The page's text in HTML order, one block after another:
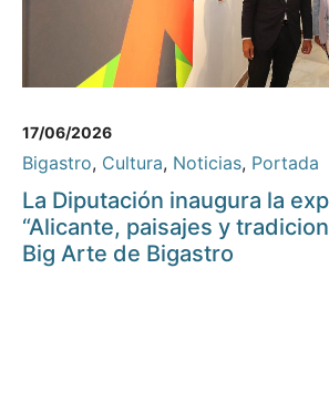
17/06/2026
Bigastro, Cultura, Noticias, Portada
La Diputación inaugura la
“Alicante, paisajes y
Big Arte de Bigastro